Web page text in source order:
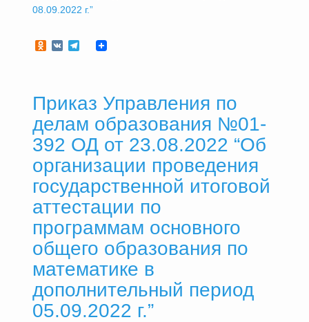
08.09.2022 г.”
Odnoklassniki
VKTelegram
Приказ Управления по
делам образования №01-
392 ОД от 23.08.2022 “Об
организации проведения
государственной итоговой
аттестации по
программам основного
общего образования по
математике в
дополнительный период
05.09.2022 г.”